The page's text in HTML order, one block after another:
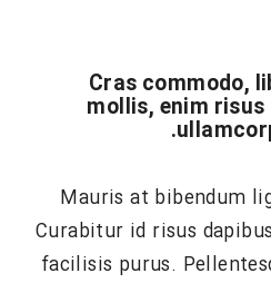
Cras commodo,
mollis, enim
Mauris at bibendum
Curabitur id risus
facilisis purus.